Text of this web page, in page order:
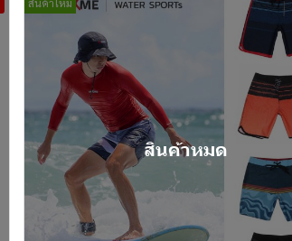
สินค้าหมด